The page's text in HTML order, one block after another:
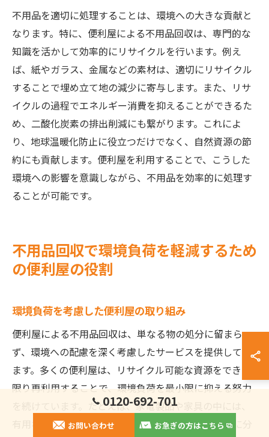
不用品を適切に処理することは、環境への大きな貢献と
なります。特に、便利屋による不用品回収は、専門的な
知識を活かして効率的にリサイクルを行います。例え
ば、紙やガラス、金属などの素材は、適切にリサイクル
することで埋め立て地の減少に寄与します。また、リサ
イクルの過程でエネルギー消費を抑えることができるた
め、二酸化炭素の排出削減にも繋がります。これによ
り、地球温暖化防止に役立つだけでなく、自然資源の節
約にも貢献します。便利屋を利用することで、こうした
環境への影響を意識しながら、不用品を効率的に処理す
ることが可能です。
不用品回収で環境負荷を軽減するため
の便利屋の役割
環境負荷を考慮した便利屋の取り組み
便利屋による不用品回収は、単なる物の処分に留まら
ず、環境への配慮を深く考慮したサービスを提供してい
ます。多くの便利屋は、リサイクル可能な資源をできる
限り再利用することで、環境負荷を最小限に抑える努力
を続けています。たとえば、家電製品や家具の中には、
有用な資源が含まれていることが多く、それを適切に分
0120-692-701
お問い合わせ お急ぎの方はこちら